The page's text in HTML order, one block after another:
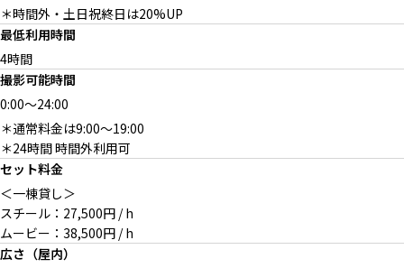
＊時間外・土日祝終日は20%UP
最低利用時間
4時間
撮影可能時間
0:00～24:00
＊通常料金は9:00〜19:00
＊24時間 時間外利用可
セット料金
＜一棟貸し＞
スチール：27,500円 / h
ムービー：38,500円 / h
広さ（屋内）